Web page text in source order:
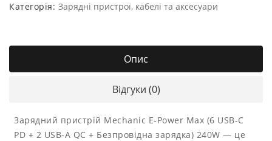
Категорія: Зарядні пристрої, кабелі та аксесуари
Опис
Відгуки (0)
Зарядний пристрій Mechanic E-Power Max (6 USB-C
PD + 2 USB-A QC + Безпровідна зарядка) 240W — це